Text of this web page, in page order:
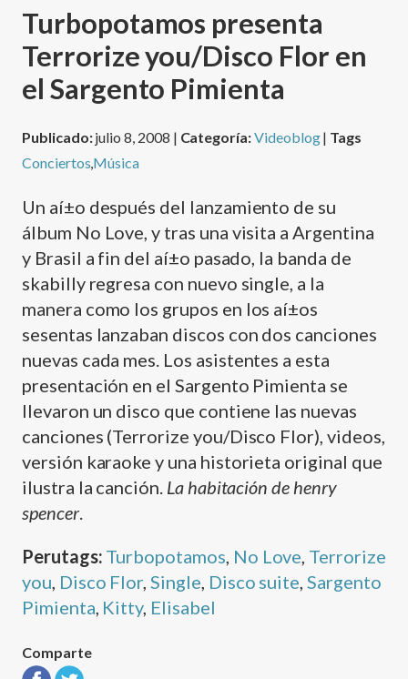
Turbopotamos presenta
Terrorize you/Disco Flor en
el Sargento Pimienta
Publicado:julio 8, 2008 | Categoría:Videoblog| Tags
Conciertos Música
Un aí±o después del lanzamiento de su
álbum No Love, y tras una visita a Argentina
y Brasil a fin del aí±o pasado, la banda de
skabilly regresa con nuevo single, a la
manera como los grupos en los aí±os
sesentas lanzaban discos con dos canciones
nuevas cada mes. Los asistentes a esta
presentación en el Sargento Pimienta se
llevaron un disco que contiene las nuevas
canciones (Terrorize you/Disco Flor), videos,
versión karaoke y una historieta original que
ilustra la canción. La habitación de henry
spencer.
Perutags: Turbopotamos No Love Terrorize
you Disco Flor Single Disco suite Sargento
Pimienta Kitty, Elisabel
Comparte